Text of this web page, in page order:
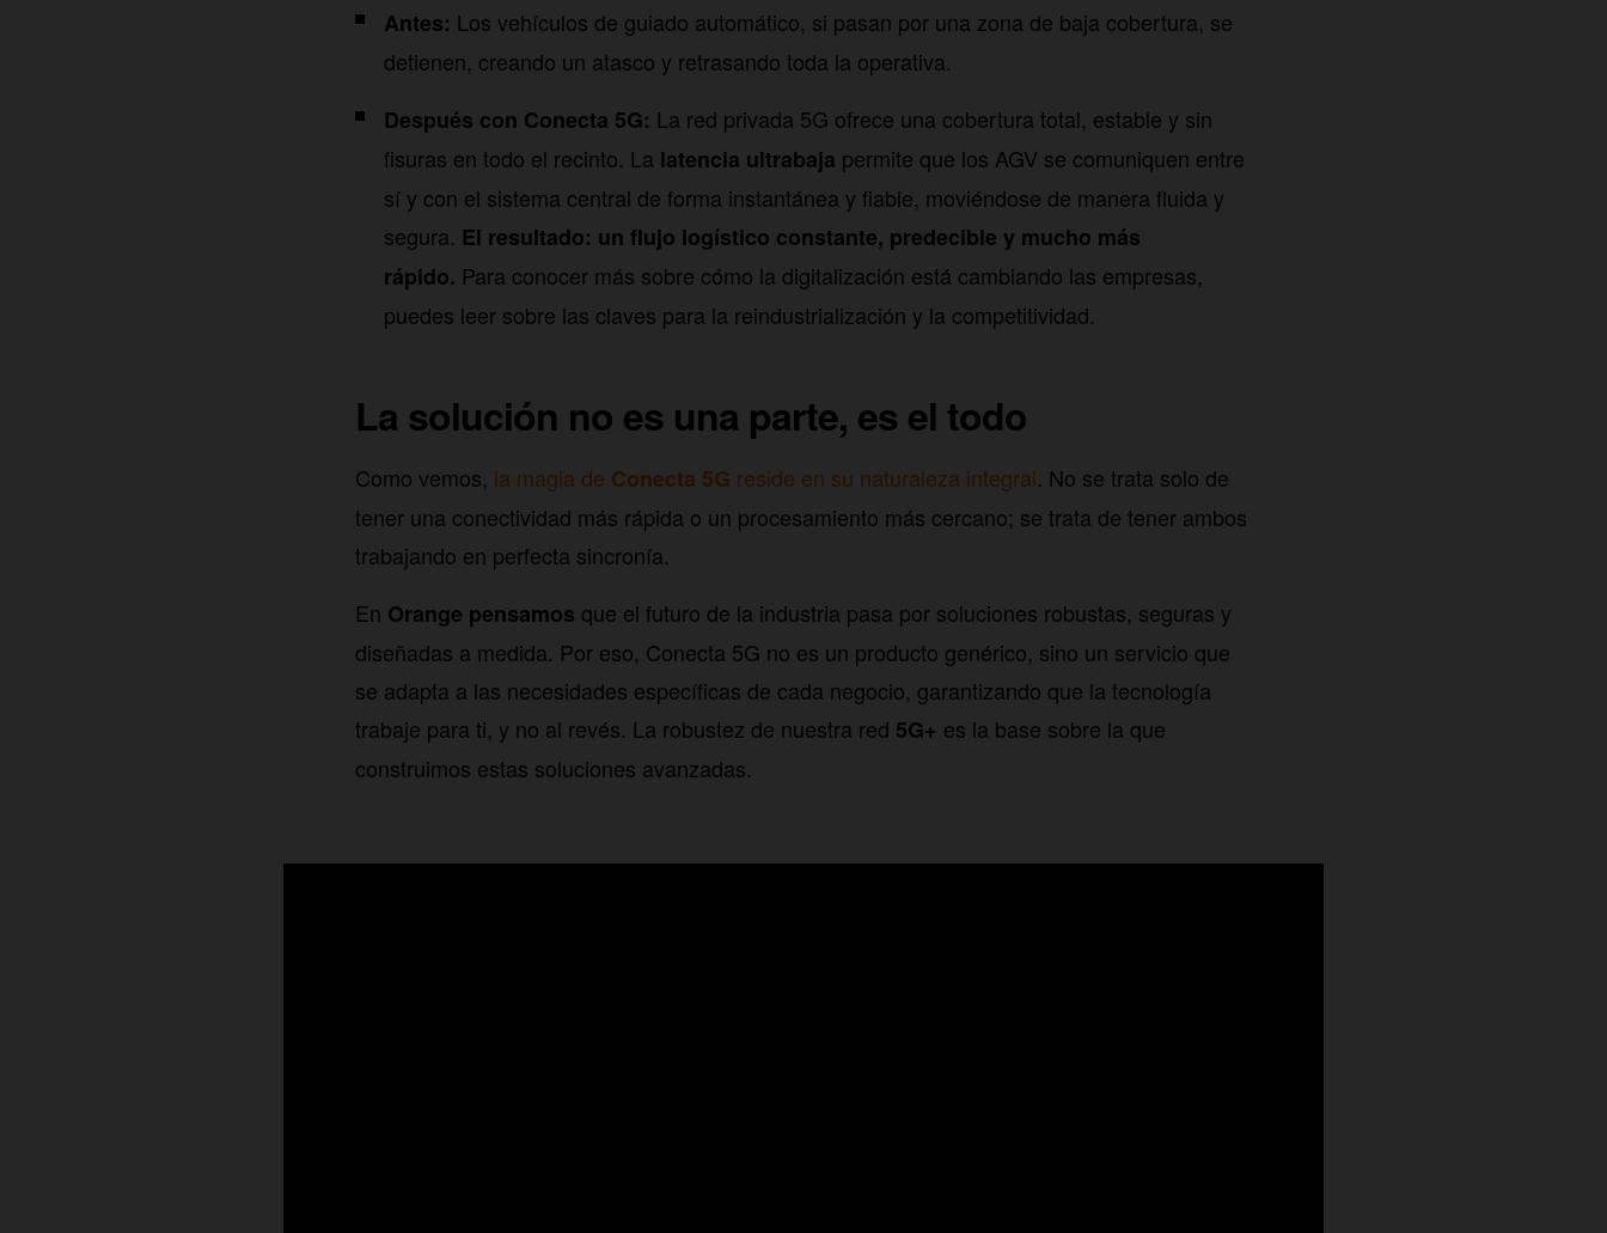
Antes: Los vehículos de guiado automático, si pasan por una zona de baja cobertura, se
detienen, creando un atasco y retrasando toda la operativa.
Después con Conecta 5G: La red privada 5G ofrece una cobertura total, estable y sin
fisuras en todo el recinto. La latencia ultrabaja permite que los AGV se comuniquen entre
sí y con el sistema central de forma instantánea y fiable, moviéndose de manera fluida y
segura. El resultado: un flujo logístico constante, predecible y mucho más
rápido. Para conocer más sobre cómo la digitalización está cambiando las empresas,
puedes leer sobre las claves para la reindustrialización y la competitividad.
La solución no es una parte, es el todo
Como vemos, la magia de Conecta 5G reside en su naturaleza integral. No se trata solo de
tener una conectividad más rápida o un procesamiento más cercano; se trata de tener ambos
trabajando en perfecta sincronía.
En Orange pensamos que el futuro de la industria pasa por soluciones robustas, seguras y
diseñadas a medida. Por eso, Conecta 5G no es un producto genérico, sino un servicio que
se adapta a las necesidades específicas de cada negocio, garantizando que la tecnología
trabaje para ti, y no al revés. La robustez de nuestra red 5G+ es la base sobre la que
construimos estas soluciones avanzadas.